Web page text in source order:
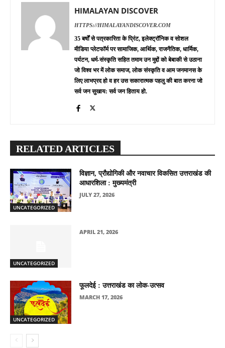
HIMALAYAN DISCOVER
HTTPS://HIMALAYANDISCOVER.COM
35 बर्षों से पत्रकारिता के प्रिंट, इलेक्ट्रॉनिक व सोशल
मीडिया प्लेटफॉर्म पर सामाजिक, आर्थिक, राजनैतिक, धार्मिक,
पर्यटन, धर्म-संस्कृति सहित तमाम उन मुद्दों को बेबाकी से उठाना
जो विश्व भर में लोक समाज, लोक संस्कृति व आम जनमानस के
लिए लाभप्रद हो व हर उस सकारात्मक पहलु की बात करना जो
सर्व जन सुखाय: सर्व जन हिताय हो.
RELATED ARTICLES
UNCATEGORIZED
विज्ञान, प्रौद्योगिकी और नवाचार विकसित उत्तराखंड की
आधारशिला : मुख्यमंत्री
JULY 27, 2026
UNCATEGORIZED
APRIL 21, 2026
UNCATEGORIZED
फूलदेई : उत्तराखंड का लोक-उत्सव
MARCH 17, 2026